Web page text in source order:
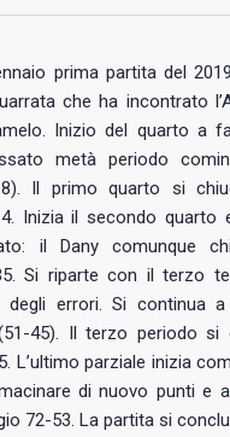
prima partita del
che ha incontrato
Inizio del quarto a
metà periodo
8). Il primo quarto si
Inizia il secondo quarto
il Dany comunque
Si riparte con il terzo
degli errori. Si continua
45). Il terzo periodo si
L’ultimo parziale inizia
di nuovo punti e
72-53. La partita si